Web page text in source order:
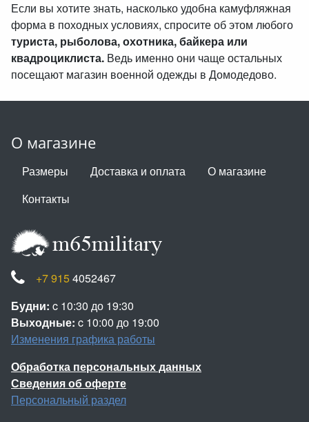
Если вы хотите знать, насколько удобна камуфляжная
форма в походных условиях, спросите об этом любого
туриста, рыболова, охотника, байкера или
квадроциклиста. Ведь именно они чаще остальных
посещают магазин военной одежды в Домодедово.
О магазине
Размеры Доставка и оплата
О магазине
Контакты
+7 915 4052467
Будни: c 10:30 до 19:30
Выходные: c 10:00 до 19:00
Изменения графика работы
Обработка персональных данных
Сведения об оферте
Персональный раздел